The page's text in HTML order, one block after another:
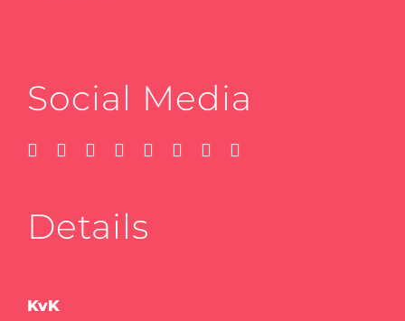
Social Media
Details
KvK